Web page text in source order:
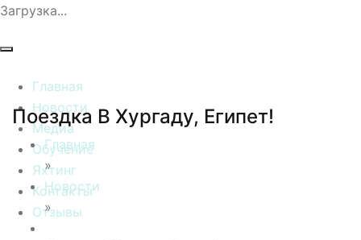
Загрузка...
Главная
Новости
Медиа
Обучение
Яхтинг
Контакты
Отзывы
Поездка В Хургаду, Египет!
Главная
»
Новости
»